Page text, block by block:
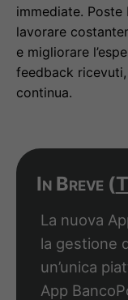
immediate.
lavorare
e migliorare
feedback
continua.
In Breve (
La nuova
la gestione
un’unica
App